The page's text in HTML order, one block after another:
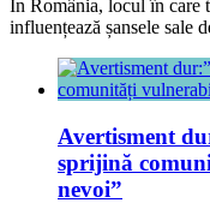
În România, locul în care
influențează șansele sale
Avertisment
sprijină
nevoi”